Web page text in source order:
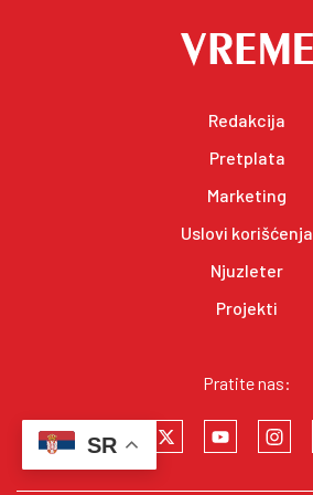
Redakcija
Pretplata
Marketing
Uslovi korišćenja
Njuzleter
Projekti
Pratite nas:
SR